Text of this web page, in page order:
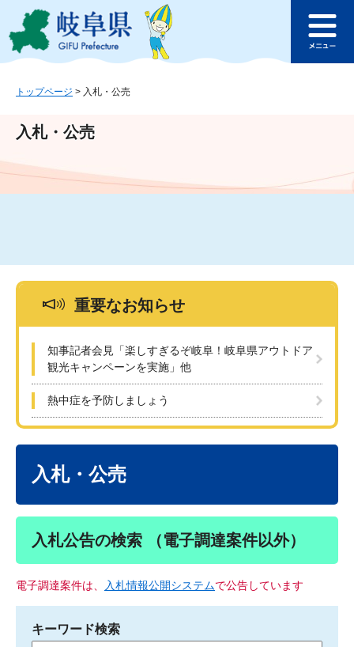
ジ
ュ
文
このページの本文へ
ュ
トップページ > 入札・公売
入札・公売
重要なお知らせ
知事記者会見「楽しすぎるぞ岐阜！岐阜県アウトドア
観光キャンペーンを実施」他
熱中症を予防しましょう
入札・公売
入札公告の検索 （電子調達案件以外）
電子調達案件は、 入札情報公開システムで公告しています
キーワード検索